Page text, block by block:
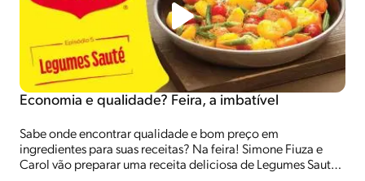
Economia e qualidade? Feira, a imbatível
Sabe onde encontrar qualidade e bom preço em
ingredientes para suas receitas? Na feira! Simone Fiuza e
Carol vão preparar uma receita deliciosa de Legumes Sauté